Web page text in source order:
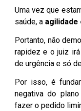
Uma vez que
saúde, a agilidade
Portanto, não
rapidez e o juiz
de urgência e só
Por isso, é
negativa do
fazer o pedido